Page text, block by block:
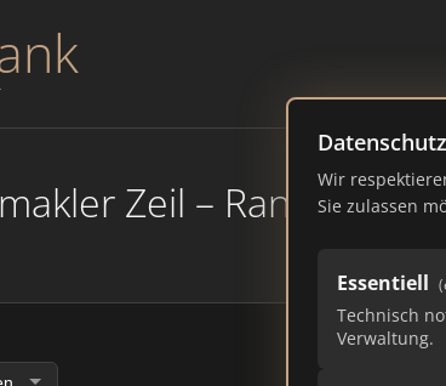
Wir
Sie zulassen
Essentiell
Technisch
Verwaltung.
Zeil – Ranking Juli